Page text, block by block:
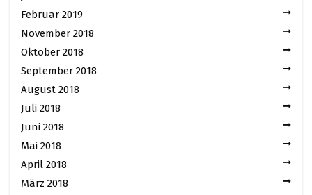
Februar 2019
November 2018
Oktober 2018
September 2018
August 2018
Juli 2018
Juni 2018
Mai 2018
April 2018
März 2018